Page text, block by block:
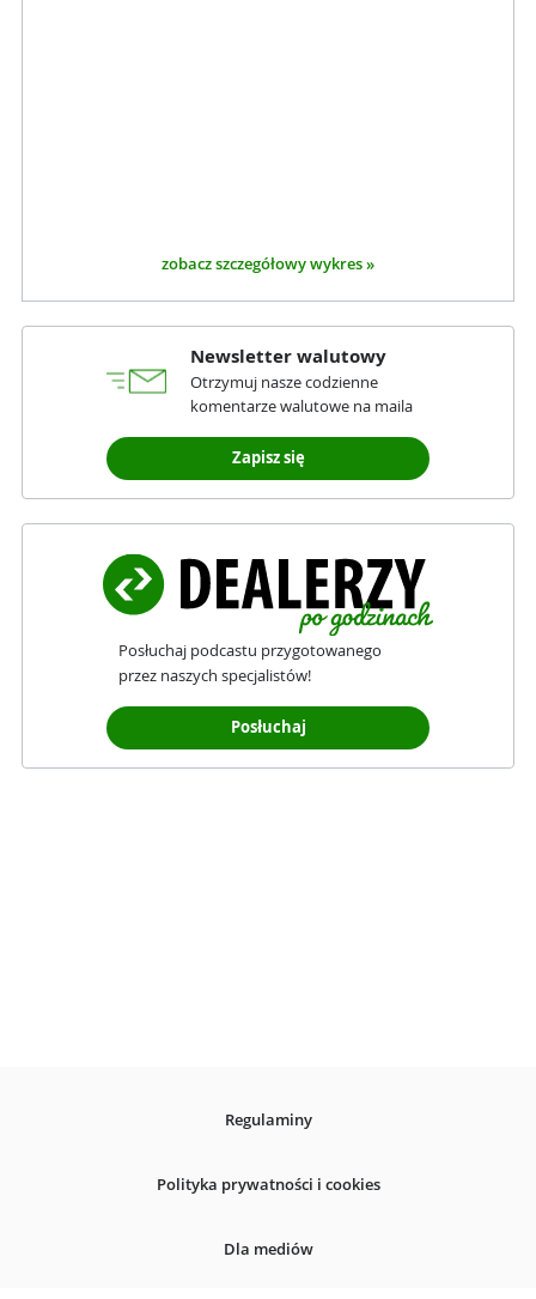
zobacz szczegółowy wykres »
Newsletter walutowy
Otrzymuj nasze codzienne
komentarze walutowe na maila
Zapisz się
Posłuchaj podcastu przygotowanego
przez naszych specjalistów!
Posłuchaj
Regulaminy
Polityka prywatności i cookies
Dla mediów